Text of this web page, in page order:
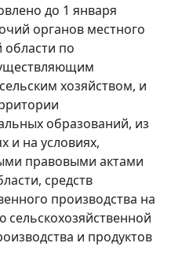
до 1 января
органов местного
области по
хозяйством, и
образований, из
и на условиях,
правовыми актами
средств
производства на
сельскохозяйственной
и продуктов